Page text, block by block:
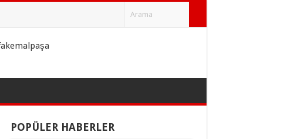
POPÜLER HABERLER